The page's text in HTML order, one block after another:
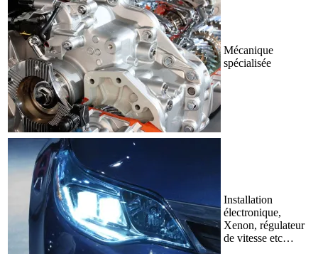
Mécanique
spécialisée
Installation
électronique,
Xenon, régulateur
de vitesse etc…